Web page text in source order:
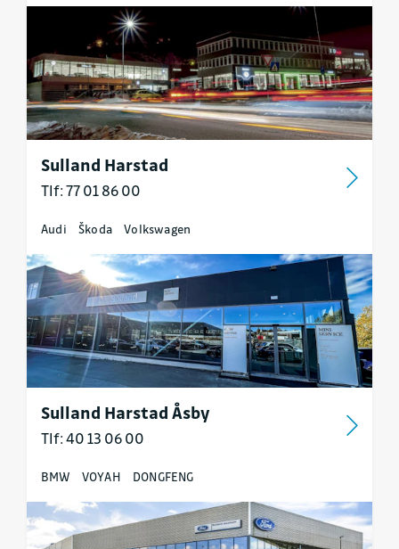
Sulland Harstad
Tlf: 77 01 86 00
Audi Škoda Volkswagen
Sulland Harstad Åsby
Tlf: 40 13 06 00
BMW VOYAH DONGFENG